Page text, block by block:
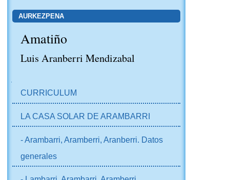
AURKEZPENA
Amatiño
Luis Aranberri Mendizabal
CURRICULUM
LA CASA SOLAR DE ARAMBARRI
- Arambarri, Aramberri, Aranberri. Datos
generales